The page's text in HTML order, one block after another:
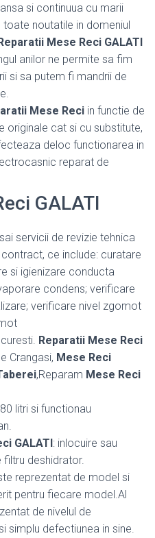
si continuua cu marii
noutatile in domeniul
Mese Reci GALATI
anilor ne permite sa fim
si sa putem fi mandrii de
Mese Reci in functie de
originale cat si cu substitute,
deloc functionarea in
reparat de
GALATI
servicii de revizie tehnica
ce include: curatare
si igienizare conducta
condens; verificare
verificare nivel zgomot
Reparatii Mese Reci
Crangasi, Mese Reci
,Reparam Mese Reci
litri si functionau
GALATI: inlocuire sau
filtru deshidrator.
reprezentat de model si
pentru fiecare model.Al
de nivelul de
simplu defectiunea in sine.